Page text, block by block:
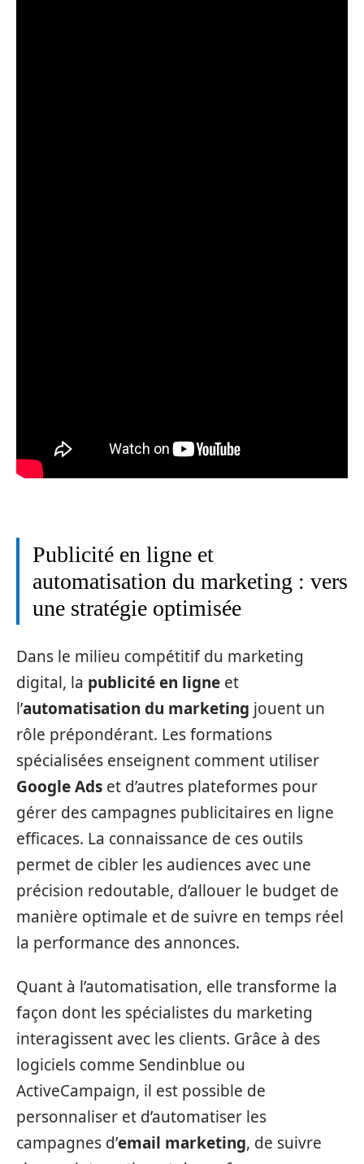
Publicité en ligne et
automatisation du marketing : vers
une stratégie optimisée
Dans le milieu compétitif du marketing
digital, la publicité en ligne et
l’automatisation du marketing jouent un
rôle prépondérant. Les formations
spécialisées enseignent comment utiliser
Google Ads et d’autres plateformes pour
gérer des campagnes publicitaires en ligne
efficaces. La connaissance de ces outils
permet de cibler les audiences avec une
précision redoutable, d’allouer le budget de
manière optimale et de suivre en temps réel
la performance des annonces.
Quant à l’automatisation, elle transforme la
façon dont les spécialistes du marketing
interagissent avec les clients. Grâce à des
logiciels comme Sendinblue ou
ActiveCampaign, il est possible de
personnaliser et d’automatiser les
campagnes d’email marketing, de suivre